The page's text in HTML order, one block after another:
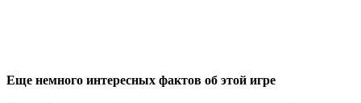
Еще немного интересных фактов об этой игре